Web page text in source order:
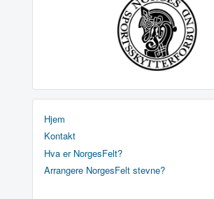
Hjem
Kontakt
Hva er NorgesFelt?
Arrangere NorgesFelt stevne?